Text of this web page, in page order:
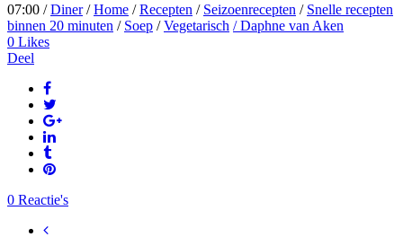
07:00 /Diner/Home /Recepten / Seizoenrecepten / Snelle recepten
binnen 20 minuten / Soep /Vegetarisch / Daphne van Aken
0 Likes
Deel
0 Reactie's